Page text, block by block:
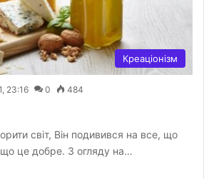
Креаціонізм
23:16 0 484
світ, Він подивився на все, що
що це добре. З огляду на…